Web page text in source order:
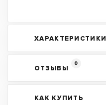
ХАРАКТЕРИСТИКИ
ОТЗЫВЫ
0
КАК КУПИТЬ